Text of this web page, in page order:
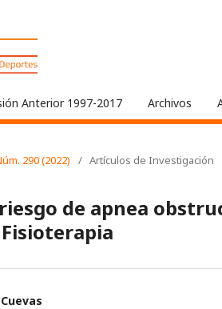
Anterior 1997-2017 Archivos
290 (2022) / Artículos de Investigación
de apnea